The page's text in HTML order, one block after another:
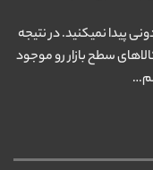
پیدا نمیکنید. در نتیجه
سطح بازار رو موجود